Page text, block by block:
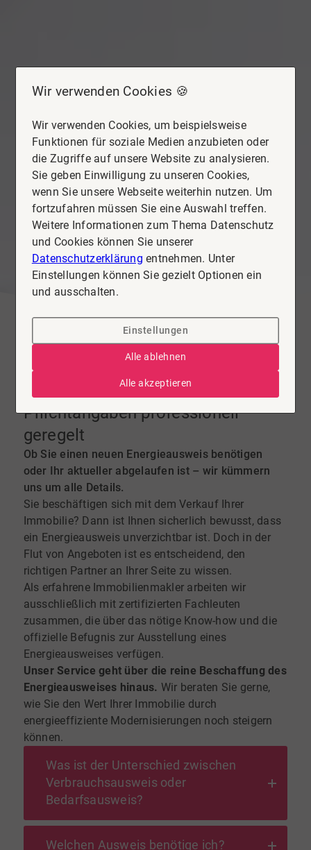
ENERGIEAUSWEIS
Pflichtangaben professionell
geregelt
Ob Sie einen neuen Energieausweis benötigen
oder Ihr aktueller abgelaufen ist – wir kümmern
uns um alle Details.
Sie beschäftigen sich mit dem Verkauf Ihrer
Immobilie? Dann ist Ihnen sicherlich bewusst, dass
ein Energieausweis unverzichtbar ist. Doch in der
Flut von Angeboten ist es entscheidend, den
richtigen Partner an Ihrer Seite zu wissen.
Als erfahrene Immobilienmakler arbeiten wir
ausschließlich mit zertifizierten Fachleuten
zusammen, die über das nötige Know-how und die
offizielle Befugnis zur Ausstellung eines
Energieausweises verfügen.
Unser Service geht über die reine Beschaffung des
Energieausweises hinaus. Wir beraten Sie gerne,
wie Sie den Wert Ihrer Immobilie durch
energieeffiziente Modernisierungen noch steigern
können.
Was ist der Unterschied zwischen
Verbrauchsausweis oder
Bedarfsausweis?
Welchen Ausweis benötige ich?
Wir verwenden Cookies 🍪
Wir verwenden Cookies, um beispielsweise
Funktionen für soziale Medien anzubieten oder
die Zugriffe auf unsere Website zu analysieren.
Sie geben Einwilligung zu unseren Cookies,
wenn Sie unsere Webseite weiterhin nutzen. Um
fortzufahren müssen Sie eine Auswahl treffen.
Weitere Informationen zum Thema Datenschutz
und Cookies können Sie unserer
Datenschutzerklärung entnehmen. Unter
Einstellungen können Sie gezielt Optionen ein
und ausschalten.
Einstellungen
Alle ablehnen
Alle akzeptieren